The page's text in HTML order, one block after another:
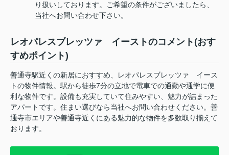
り扱いしております。ご希望の条件がございましたら、
当社へお問い合わせ下さい。
レオパレスブレッツァ イーストのコメント(おす
すめポイント)
善通寺駅近くの新居におすすめ、レオパレスブレッツァ イース
トの物件情報。駅から徒歩7分の立地で電車での通勤や通学に便
利な物件です。設備も充実していて住みやすい、魅力が詰まった
アパートです。住まい選びなら当社へお問い合わせください。善
通寺市エリアや善通寺近くにある魅力的な物件を多数取り揃えて
おります。